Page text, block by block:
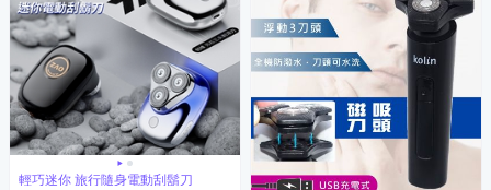
輕巧迷你 旅行隨身電動刮鬍刀